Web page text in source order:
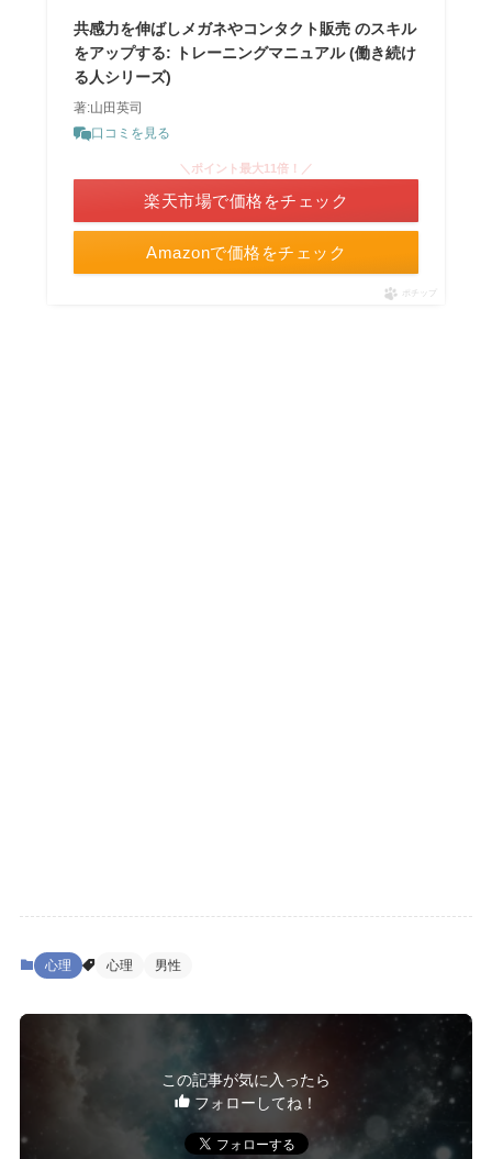
共感力を伸ばしメガネやコンタクト販売 のスキル
をアップする: トレーニングマニュアル (働き続け
る人シリーズ)
著:山田英司
口コミを見る
Amazonで価格をチェック
＼ポイント最大11倍！／
楽天市場で価格をチェック
ポチップ
心理 心理 男性
この記事が気に入ったら
フォローしてね！